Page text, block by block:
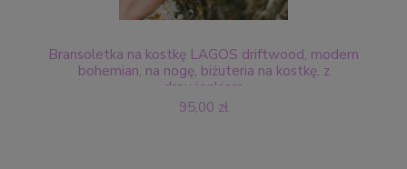
Bransoletka na kostkę LAGOS driftwood, modern
bohemian, na nogę, biżuteria na kostkę, z
drewienkiem
95,00 zł